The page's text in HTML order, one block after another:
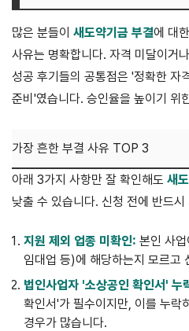
많은 분들이 새도약기금 부결에 대
사유는 명확합니다. 자격 미달이거
성공 후기들의 공통점은 '정확한 자
준비'였습니다. 승인율을 높이기 위
가장 흔한 부결 사유 TOP 3
아래 3가지 사항만 잘 확인해도 새
낮출 수 있습니다. 신청 전에 반드시
지원 제외 업종 미확인: 본인 사
임대업 등)에 해당하는지 모르고
법인사업자 '소상공인 확인서' 누
확인서'가 필수이지만, 이를 누락
경우가 많습니다.